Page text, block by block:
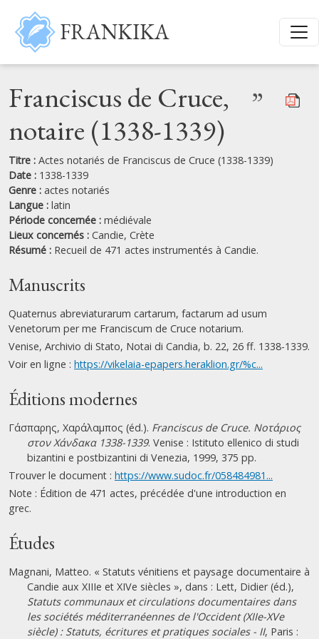
Aller au contenu principal
FRANKIKA
Franciscus de Cruce,
notaire (1338-1339)
”
Titre : Actes notariés de Franciscus de Cruce (1338-1339)
Date : 1338-1339
Genre : actes notariés
Langue : latin
Période concernée : médiévale
Lieux concernés : Candie, Crète
Résumé : Recueil de 471 actes instrumentés à Candie.
Manuscrits
Quaternus abreviaturarum cartarum, factarum ad usum
Venetorum per me Franciscum de Cruce notarium.
Venise, Archivio di Stato, Notai di Candia, b. 22, 26 ff. 1338-1339.
Voir en ligne : https://vikelaia-epapers.heraklion.gr/%c...
Éditions modernes
Γάσπαρης, Χαράλαμπος (éd.). Franciscus de Cruce. Νοτάριος
στον Χάνδακα 1338-1339. Venise : Istituto ellenico di studi
bizantini e postbizantini di Venezia, 1999, 375 pp.
Trouver le document : https://www.sudoc.fr/058484981...
Note : Édition de 471 actes, précédée d'une introduction en
grec.
Études
Magnani, Matteo. « Statuts vénitiens et paysage documentaire à
Candie aux XIIIe et XIVe siècles », dans : Lett, Didier (éd.),
Statuts communaux et circulations documentaires dans
les sociétés méditerranéennes de l'Occident (XIIe-XVe
siècle) : Statuts, écritures et pratiques sociales - II, Paris :